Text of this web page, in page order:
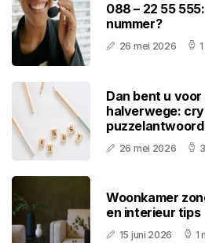
088 – 22 55
nummer?
26 mei 2026
Dan bent u
halverwege:
26 mei 2026
Woonkamer
en interieur tips
15 juni 2026 1